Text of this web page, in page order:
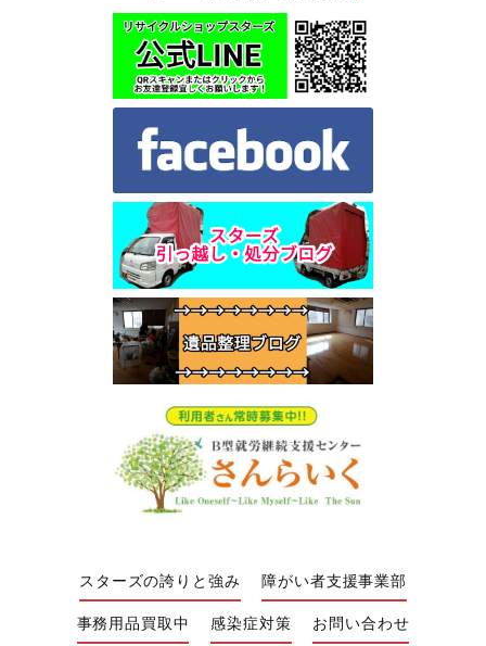
スターズの誇りと強み 障がい者支援事業部
事務用品買取中 感染症対策 お問い合わせ